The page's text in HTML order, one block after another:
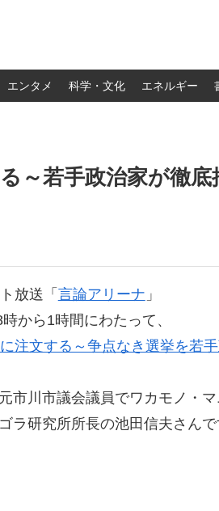
エンタメ 科学・文化 エネルギー
～若手政治家が徹底
放送「 言論アリーナ 」
から1時間にわたって、
注文する～争点なき選挙を若
市川市議会議員でワカモノ・
ラ研究所所長の池田信夫さんで